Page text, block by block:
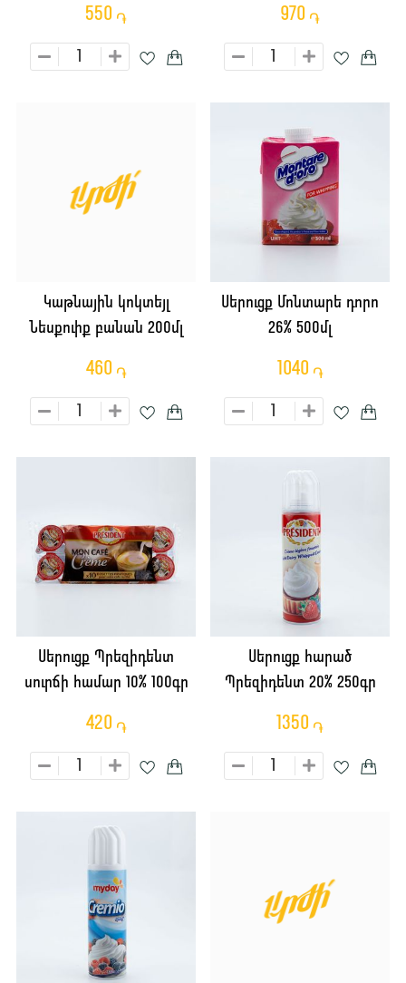
550 ֏ 970 ֏
Կաթնային կոկտեյլ
Նեսքուիք բանան 200մլ
460 ֏
Սերուցք Մոնտարե դորո
26% 500մլ
1040 ֏
Սերուցք Պրեզիդենտ
սուրճի համար 10% 100գր
420 ֏
Սերուցք հարած
Պրեզիդենտ 20% 250գր
1350 ֏